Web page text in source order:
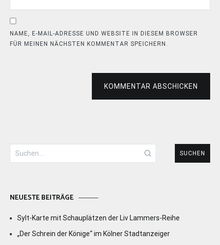
NAME, E-MAIL-ADRESSE UND WEBSITE IN DIESEM BROWSER
FÜR MEINEN NÄCHSTEN KOMMENTAR SPEICHERN.
KOMMENTAR ABSCHICKEN
Suchen
nach:
NEUESTE BEITRÄGE
Sylt-Karte mit Schauplätzen der Liv Lammers-Reihe
„Der Schrein der Könige“ im Kölner Stadtanzeiger